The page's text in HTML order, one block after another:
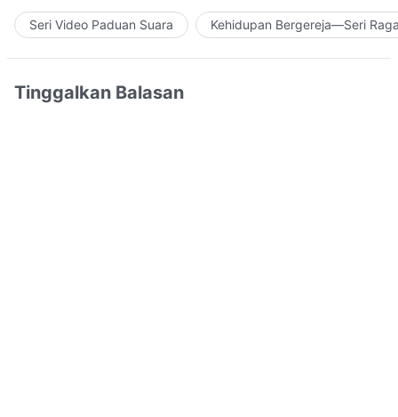
Seri Video Paduan Suara Kehidupan Bergereja—Seri
Tinggalkan Balasan